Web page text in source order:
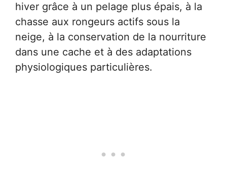
hiver grâce à un pelage plus épais, à la
chasse aux rongeurs actifs sous la
neige, à la conservation de la nourriture
dans une cache et à des adaptations
physiologiques particulières.